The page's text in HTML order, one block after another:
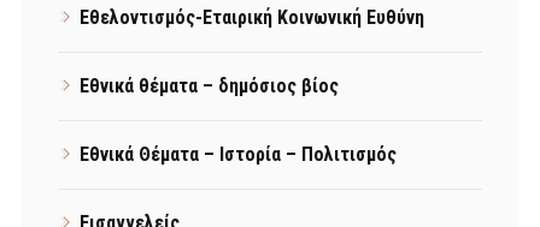
Εθελοντισμός-Εταιρική Κοινωνική Ευθύνη
Εθνικά θέματα – δημόσιος βίος
Εθνικά Θέματα – Ιστορία – Πολιτισμός